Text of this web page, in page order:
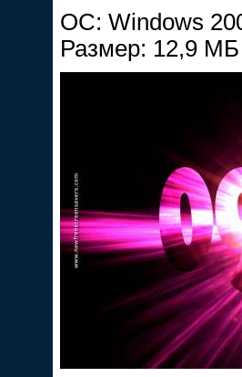
ОС: Windows
Размер: 12,9 МБ